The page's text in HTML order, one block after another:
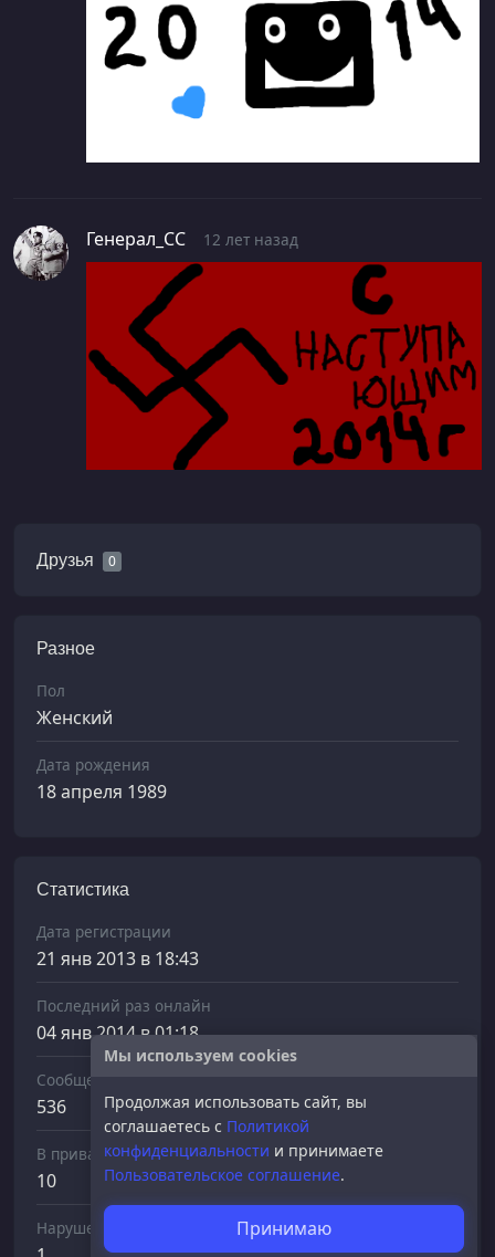
Генерал_СС 12 лет назад
Друзья 0
Разное
Пол
Женский
Дата рождения
18 апреля 1989
Статистика
Дата регистрации
21 янв 2013 в 18:43
Последний раз онлайн
04 янв 2014 в 01:18
Сообщений отправлено
536
В приват
10
Нарушений
Мы используем cookies
Продолжая использовать сайт, вы
соглашаетесь с Политикой
конфиденциальности и принимаете
Пользовательское соглашение.
Принимаю